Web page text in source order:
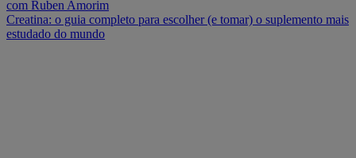
com Ruben Amorim
Creatina: o guia completo para escolher (e tomar) o suplemento mais
estudado do mundo